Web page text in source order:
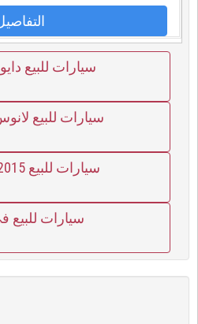
سيارات للبيع
سيارات للبيع
سيارات للبيع 2015 في مصر
سيارات للبيع